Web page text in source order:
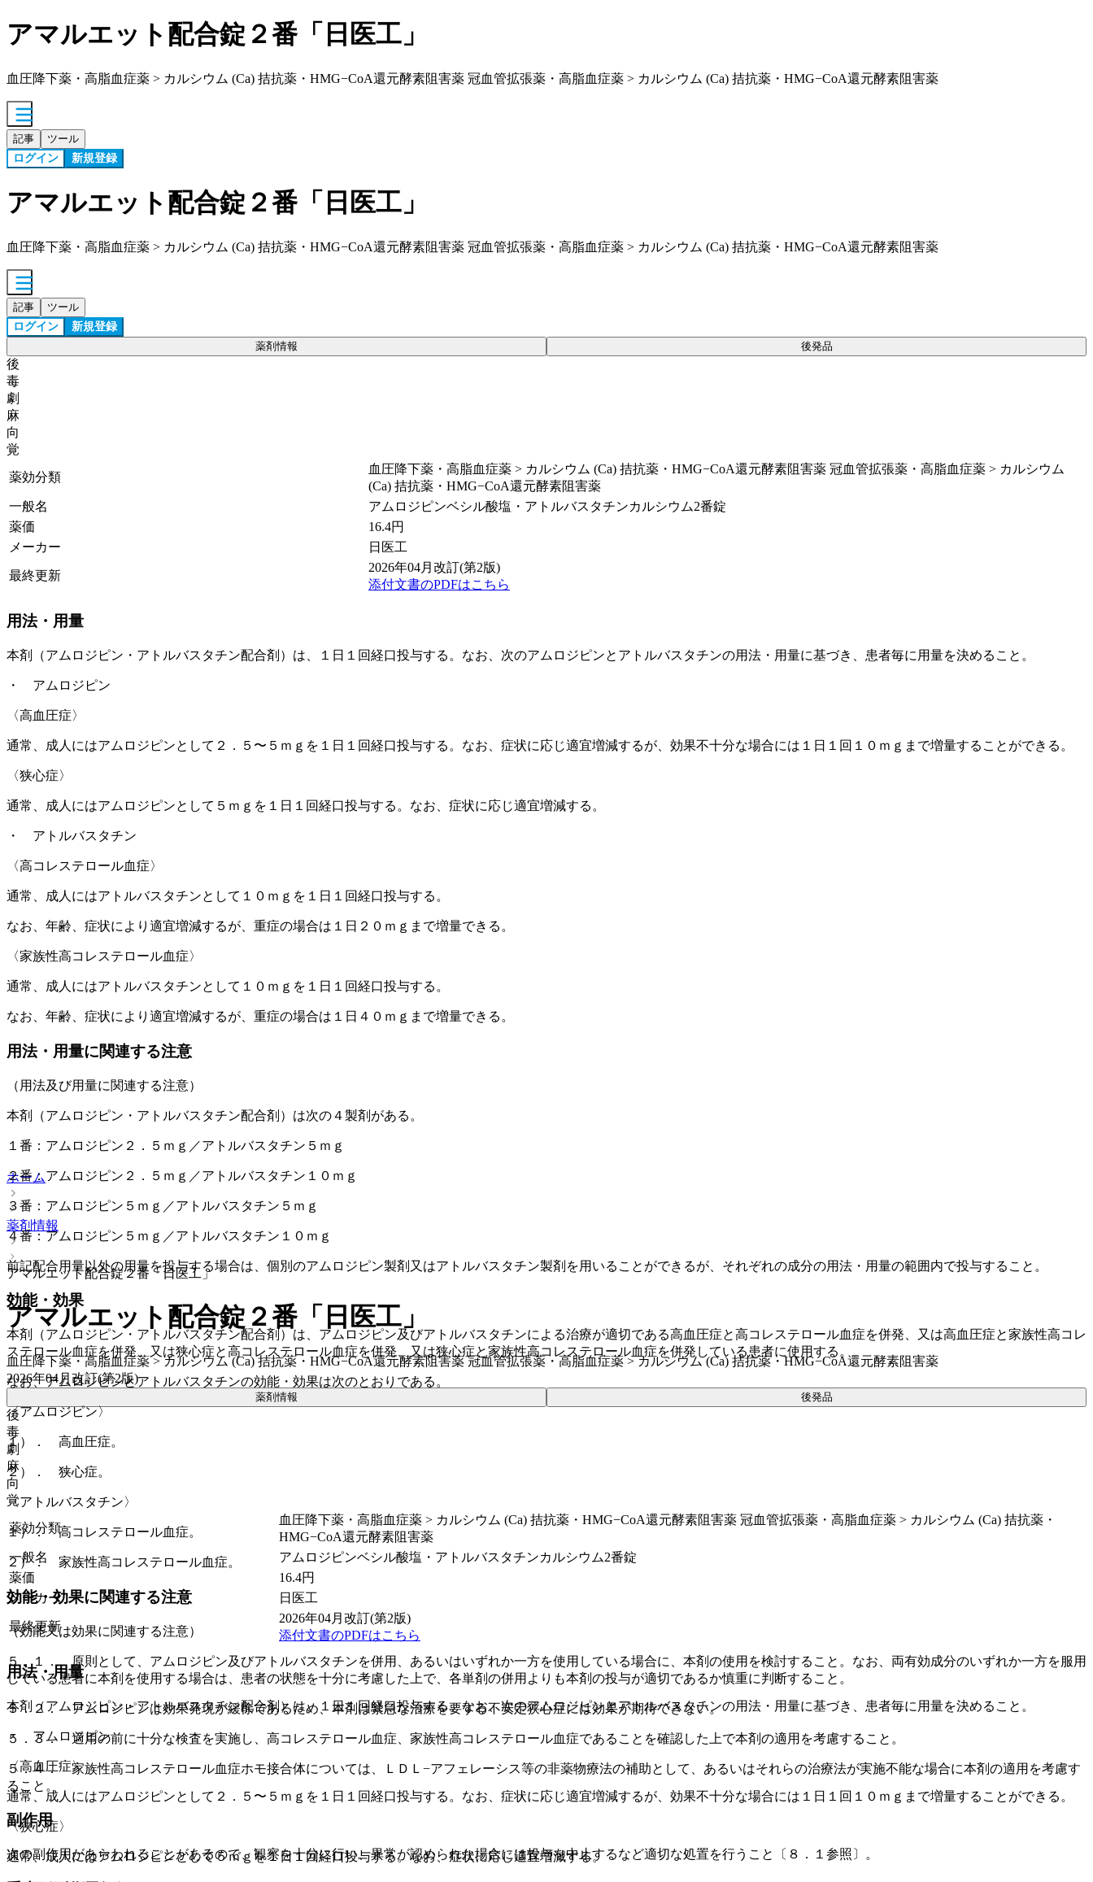
アマルエット配合錠２番「日医工」
血圧降下薬・高脂血症薬 > カルシウム (Ca) 拮抗薬・HMG−CoA還元酵素阻害薬 冠血管拡張薬・高脂血症薬 > カルシウム (Ca) 拮抗薬・HMG−CoA還元酵素阻害薬
記事 ツール
ログイン 新規登録
アマルエット配合錠２番「日医工」
血圧降下薬・高脂血症薬 > カルシウム (Ca) 拮抗薬・HMG−CoA還元酵素阻害薬 冠血管拡張薬・高脂血症薬 > カルシウム (Ca) 拮抗薬・HMG−CoA還元酵素阻害薬
記事 ツール
ログイン 新規登録
薬剤情報 後発品
後
毒
劇
麻
向
覚
薬効分類
血圧降下薬・高脂血症薬 > カルシウム (Ca) 拮抗薬・HMG−CoA還元酵素阻害薬 冠血管拡張薬・高脂血症薬 > カルシウム
(Ca) 拮抗薬・HMG−CoA還元酵素阻害薬
一般名
アムロジピンベシル酸塩・アトルバスタチンカルシウム2番錠
薬価
16.4円
メーカー
日医工
最終更新
2026年04月改訂(第2版)
添付文書のPDFはこちら
用法・用量
本剤（アムロジピン・アトルバスタチン配合剤）は、１日１回経口投与する。なお、次のアムロジピンとアトルバスタチンの用法・用量に基づき、患者毎に用量を決めること。
・ アムロジピン
〈高血圧症〉
通常、成人にはアムロジピンとして２．５〜５ｍｇを１日１回経口投与する。なお、症状に応じ適宜増減するが、効果不十分な場合には１日１回１０ｍｇまで増量することができる。
〈狭心症〉
通常、成人にはアムロジピンとして５ｍｇを１日１回経口投与する。なお、症状に応じ適宜増減する。
・ アトルバスタチン
〈高コレステロール血症〉
通常、成人にはアトルバスタチンとして１０ｍｇを１日１回経口投与する。
なお、年齢、症状により適宜増減するが、重症の場合は１日２０ｍｇまで増量できる。
〈家族性高コレステロール血症〉
通常、成人にはアトルバスタチンとして１０ｍｇを１日１回経口投与する。
なお、年齢、症状により適宜増減するが、重症の場合は１日４０ｍｇまで増量できる。
用法・用量に関連する注意
（用法及び用量に関連する注意）
本剤（アムロジピン・アトルバスタチン配合剤）は次の４製剤がある。
１番：アムロジピン２．５ｍｇ／アトルバスタチン５ｍｇ
２番：アムロジピン２．５ｍｇ／アトルバスタチン１０ｍｇ
３番：アムロジピン５ｍｇ／アトルバスタチン５ｍｇ
４番：アムロジピン５ｍｇ／アトルバスタチン１０ｍｇ
前記配合用量以外の用量を投与する場合は、個別のアムロジピン製剤又はアトルバスタチン製剤を用いることができるが、それぞれの成分の用法・用量の範囲内で投与すること。
効能・効果
本剤（アムロジピン・アトルバスタチン配合剤）は、アムロジピン及びアトルバスタチンによる治療が適切である高血圧症と高コレステロール血症を併発、又は高血圧症と家族性高コレ
ステロール血症を併発、又は狭心症と高コレステロール血症を併発、又は狭心症と家族性高コレステロール血症を併発している患者に使用する。
なお、アムロジピンとアトルバスタチンの効能・効果は次のとおりである。
〈アムロジピン〉
１）． 高血圧症。
２）． 狭心症。
〈アトルバスタチン〉
１）． 高コレステロール血症。
２）． 家族性高コレステロール血症。
効能・効果に関連する注意
（効能又は効果に関連する注意）
５．１． 原則として、アムロジピン及びアトルバスタチンを併用、あるいはいずれか一方を使用している場合に、本剤の使用を検討すること。なお、両有効成分のいずれか一方を服用
している患者に本剤を使用する場合は、患者の状態を十分に考慮した上で、各単剤の併用よりも本剤の投与が適切であるか慎重に判断すること。
５．２． アムロジピンは効果発現が緩徐であるため、本剤は緊急な治療を要する不安定狭心症には効果が期待できない。
５．３． 適用の前に十分な検査を実施し、高コレステロール血症、家族性高コレステロール血症であることを確認した上で本剤の適用を考慮すること。
５．４． 家族性高コレステロール血症ホモ接合体については、ＬＤＬ−アフェレーシス等の非薬物療法の補助として、あるいはそれらの治療法が実施不能な場合に本剤の適用を考慮す
ること。
副作用
次の副作用があらわれることがあるので、観察を十分に行い、異常が認められた場合には投与を中止するなど適切な処置を行うこと〔８．１参照〕。
ホーム
薬剤情報
アマルエット配合錠２番「日医工」
アマルエット配合錠２番「日医工」
血圧降下薬・高脂血症薬 > カルシウム (Ca) 拮抗薬・HMG−CoA還元酵素阻害薬 冠血管拡張薬・高脂血症薬 > カルシウム (Ca) 拮抗薬・HMG−CoA還元酵素阻害薬
2026年04月改訂(第2版)
薬剤情報 後発品
後
毒
劇
麻
向
覚
薬効分類
血圧降下薬・高脂血症薬 > カルシウム (Ca) 拮抗薬・HMG−CoA還元酵素阻害薬 冠血管拡張薬・高脂血症薬 > カルシウム (Ca) 拮抗薬・
HMG−CoA還元酵素阻害薬
一般名
アムロジピンベシル酸塩・アトルバスタチンカルシウム2番錠
薬価
16.4円
メーカー
日医工
最終更新
2026年04月改訂(第2版)
添付文書のPDFはこちら
用法・用量
本剤（アムロジピン・アトルバスタチン配合剤）は、１日１回経口投与する。なお、次のアムロジピンとアトルバスタチンの用法・用量に基づき、患者毎に用量を決めること。
・ アムロジピン
〈高血圧症〉
通常、成人にはアムロジピンとして２．５〜５ｍｇを１日１回経口投与する。なお、症状に応じ適宜増減するが、効果不十分な場合には１日１回１０ｍｇまで増量することができる。
〈狭心症〉
通常、成人にはアムロジピンとして５ｍｇを１日１回経口投与する。なお、症状に応じ適宜増減する。